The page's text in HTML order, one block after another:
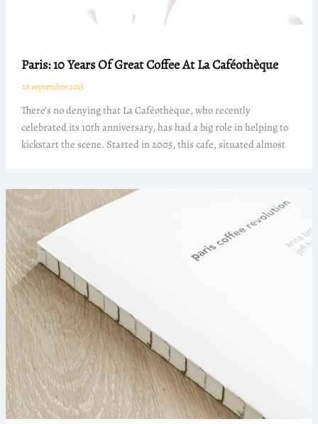
Paris: 10 Years Of Great Coffee At La Caféothèque
28 septembre 2015
There’s no denying that La Caféothèque, who recently
celebrated its 10th anniversary, has had a big role in helping to
kickstart the scene. Started in 2005, this cafe, situated almost